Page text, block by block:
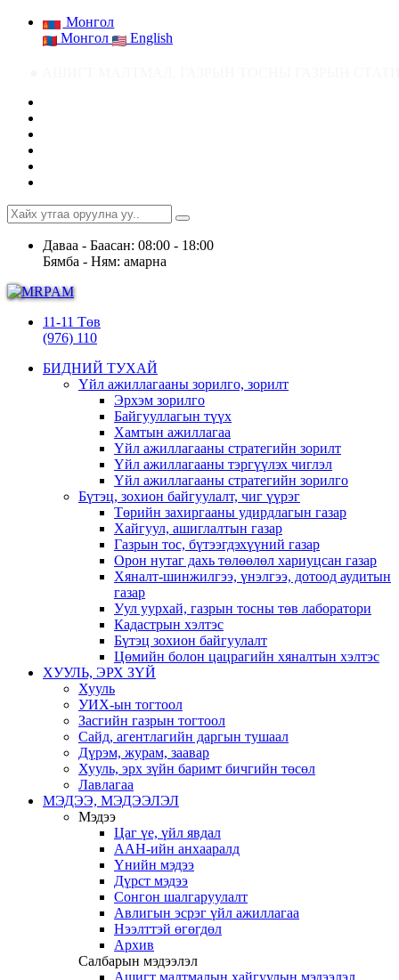
Монгол
Монгол
English
Даваа - Баасан: 08:00 - 18:00
Бямба - Ням: амарна
11-11 Төв
(976) 110
БИДНИЙ ТУХАЙ
Үйл ажиллагааны зорилго, зорилт
Эрхэм зорилго
Байгууллагын түүх
Хамтын ажиллагаа
Үйл ажиллагааны стратегийн зорилт
Үйл ажиллагааны тэргүүлэх чиглэл
Үйл ажиллагааны стратегийн зорилго
Бүтэц, зохион байгуулалт, чиг үүрэг
Төрийн захиргааны удирдлагын газар
Хайгуул, ашиглалтын газар
Газрын тос, бүтээгдэхүүний газар
Орон нутаг дахь төлөөлөл хариуцсан газар
Хяналт-шинжилгээ, үнэлгээ, дотоод аудитын
газар
Уул уурхай, газрын тосны төв лаборатори
Кадастрын хэлтэс
Бүтэц зохион байгуулалт
Цөмийн болон цацрагийн хяналтын хэлтэс
ХУУЛЬ, ЭРХ ЗҮЙ
Хууль
УИХ-ын тогтоол
Засгийн газрын тогтоол
Сайд, агентлагийн даргын тушаал
Дүрэм, журам, заавар
Хууль, эрх зүйн баримт бичгийн төсөл
Лавлагаа
МЭДЭЭ, МЭДЭЭЛЭЛ
Мэдээ
Цаг үе, үйл явдал
ААН-ийн анхааралд
Үнийн мэдээ
Дүрст мэдээ
Сонгон шалгаруулалт
Авлигын эсрэг үйл ажиллагаа
Нээлттэй өгөгдөл
Архив
Салбарын мэдээлэл
Ашигт малтмалын хайгуулын мэдээлэл